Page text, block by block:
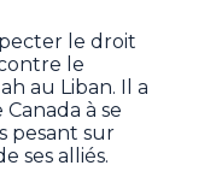
le droit
le
au Liban. Il a
à se
pesant sur
ses alliés.